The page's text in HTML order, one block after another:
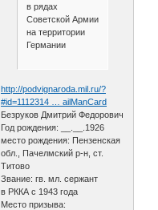
в рядах
Советской Армии
на территории
Германии
http://podvignaroda.mil.ru/?
#id=1112314 … ailManCard
Безруков Дмитрий Федорович
Год рождения: __.__.1926
место рождения: Пензенская
обл., Пачелмский р-н, ст.
Титово
Звание: гв. мл. сержант
в РККА с 1943 года
Место призыва: